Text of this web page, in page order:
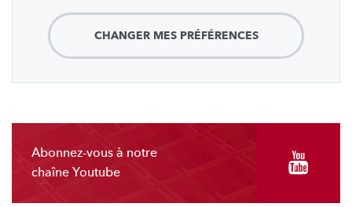
CHANGER MES PRÉFÉRENCES
Abonnez-vous à notre
chaîne Youtube